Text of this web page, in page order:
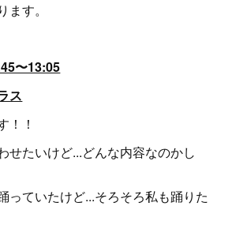
す。
〜13:05
ス
！！
せたいけど...どんな内容なのかし
っていたけど...そろそろ私も踊りた